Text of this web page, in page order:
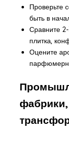
Проверьте
быть в
Сравните 2-
плитка,
Оцените